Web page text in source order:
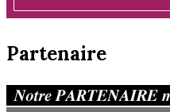
Partenaire